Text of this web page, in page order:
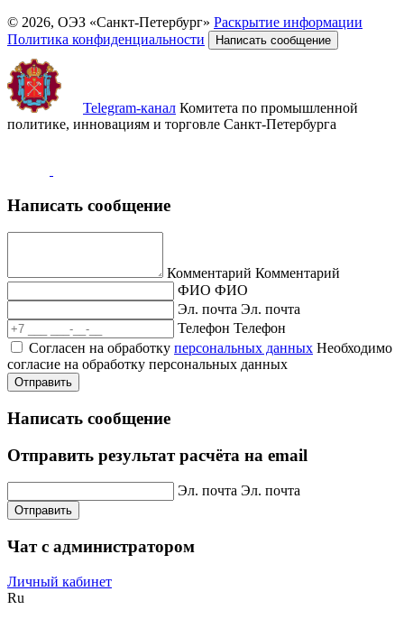
© 2026, ОЭЗ «Санкт-Петербург» Раскрытие информации
Политика конфиденциальности
Написать сообщение
Telegram-канал Комитета по промышленной
политике, инновациям и торговле Санкт-Петербурга
Написать сообщение
Комментарий Комментарий
ФИО ФИО
Эл. почта Эл. почта
Телефон Телефон
Согласен на обработку персональных данных Необходимо
согласие на обработку персональных данных
Отправить
Написать сообщение
Отправить результат расчёта на email
Эл. почта Эл. почта
Отправить
Чат с администратором
Личный кабинет
Ru